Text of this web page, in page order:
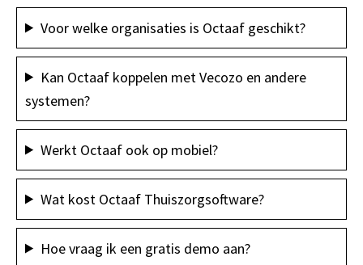
Voor welke organisaties is Octaaf geschikt?
Kan Octaaf koppelen met Vecozo en andere
systemen?
Werkt Octaaf ook op mobiel?
Wat kost Octaaf Thuiszorgsoftware?
Hoe vraag ik een gratis demo aan?